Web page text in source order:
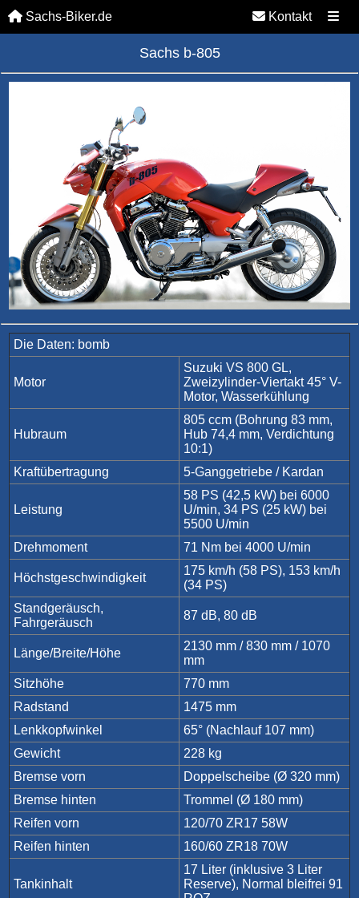
Sachs-Biker.de Kontakt
Sachs b-805
Die Daten: bomb
Motor
Suzuki VS 800 GL,
Zweizylinder-Viertakt 45° V-
Motor, Wasserkühlung
Hubraum
805 ccm (Bohrung 83 mm,
Hub 74,4 mm, Verdichtung
10:1)
Kraftübertragung
5-Ganggetriebe / Kardan
Leistung
58 PS (42,5 kW) bei 6000
U/min, 34 PS (25 kW) bei
5500 U/min
Drehmoment
71 Nm bei 4000 U/min
Höchstgeschwindigkeit
175 km/h (58 PS), 153 km/h
(34 PS)
Standgeräusch,
Fahrgeräusch
87 dB, 80 dB
Länge/Breite/Höhe
2130 mm / 830 mm / 1070
mm
Sitzhöhe
770 mm
Radstand
1475 mm
Lenkkopfwinkel
65° (Nachlauf 107 mm)
Gewicht
228 kg
Bremse vorn
Doppelscheibe (Ø 320 mm)
Bremse hinten
Trommel (Ø 180 mm)
Reifen vorn
120/70 ZR17 58W
Reifen hinten
160/60 ZR18 70W
Tankinhalt
17 Liter (inklusive 3 Liter
Reserve), Normal bleifrei 91